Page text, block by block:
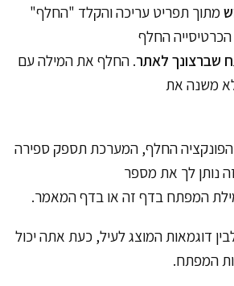
מתוך תפריט עריכה והקלד "החלף"
שברצונך לאתר. החלף את המילה עם
משנה את
החלף, המערכת תספק ספירה
נותן לך את מספר
המפתח בדף זה או בדף המאמר.
דוגמאות המוצג לעיל, כעת אתה יכול
המפתח.